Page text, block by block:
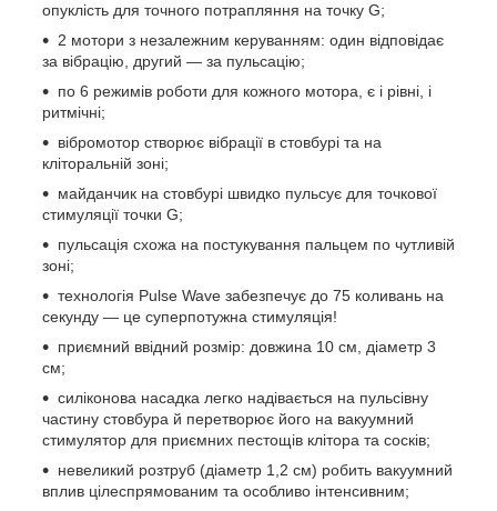
опуклість для точного потрапляння на точку G;
2 мотори з незалежним керуванням: один відповідає
за вібрацію, другий — за пульсацію;
по 6 режимів роботи для кожного мотора, є і рівні, і
ритмічні;
вібромотор створює вібрації в стовбурі та на
кліторальній зоні;
майданчик на стовбурі швидко пульсує для точкової
стимуляції точки G;
пульсація схожа на постукування пальцем по чутливій
зоні;
технологія Pulse Wave забезпечує до 75 коливань на
секунду — це суперпотужна стимуляція!
приємний ввідний розмір: довжина 10 см, діаметр 3
см;
силіконова насадка легко надівається на пульсівну
частину стовбура й перетворює його на вакуумний
стимулятор для приємних пестощів клітора та сосків;
невеликий розтруб (діаметр 1,2 см) робить вакуумний
вплив цілеспрямованим та особливо інтенсивним;